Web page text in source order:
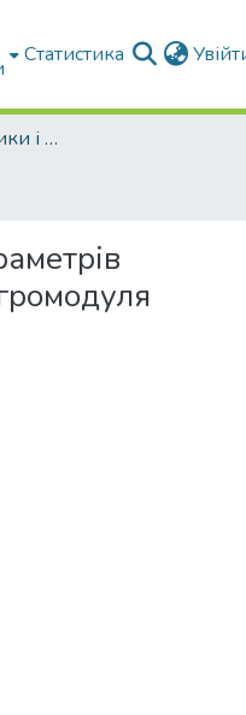
Статистика
Факультет Енергетики і комп'ютерних технологій